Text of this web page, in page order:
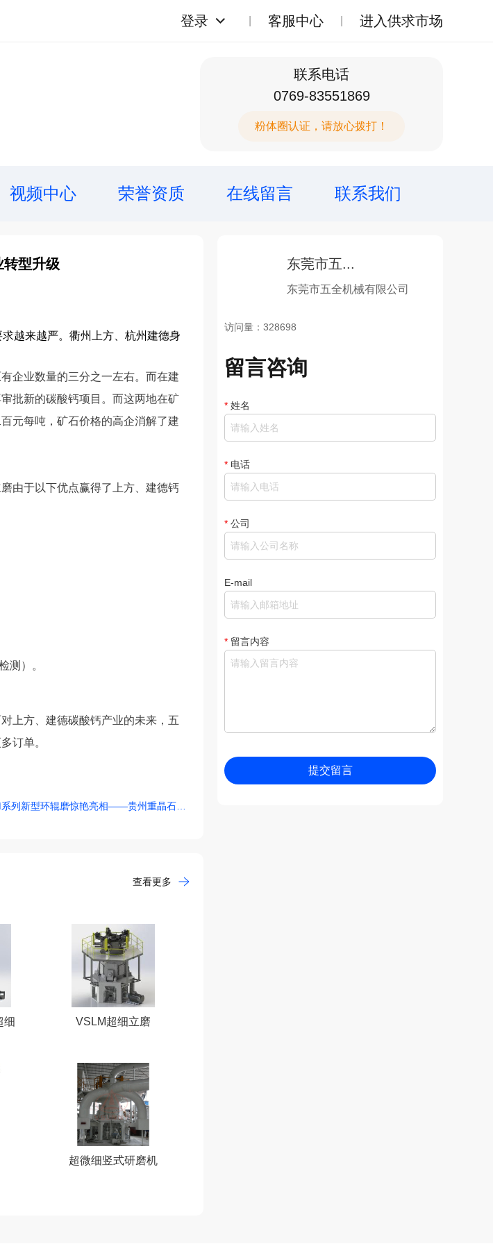
登录 客服中心 进入供求市场
联系电话
0769-83551869
粉体圈认证，请放心拨打！
视频中心 荣誉资质 在线留言 联系我们
转型升级
越来越严。衢州上方、杭州建德身
企业数量的三分之一左右。而在建
批新的碳酸钙项目。而这两地在矿
元每吨，矿石价格的高企消解了建
）。
订单。
查看更多
细
VSLM超细立磨
超微细竖式研磨机
东莞市五...
东莞市五全机械有限公司
访问量：328698
留言咨询
* 姓名
* 电话
* 公司
E-mail
* 留言内容
提交留言